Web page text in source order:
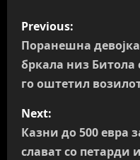
P
o
s
t
n
Previous:
Поранешна
бркала низ Битола
го оштетил
Next:
Казни до 500 евра
слават со петарди